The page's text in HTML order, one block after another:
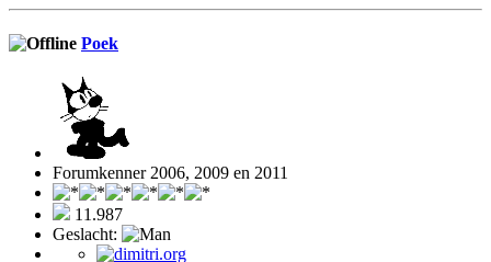
Poek
Forumkenner 2006, 2009 en 2011
11.987
Geslacht: